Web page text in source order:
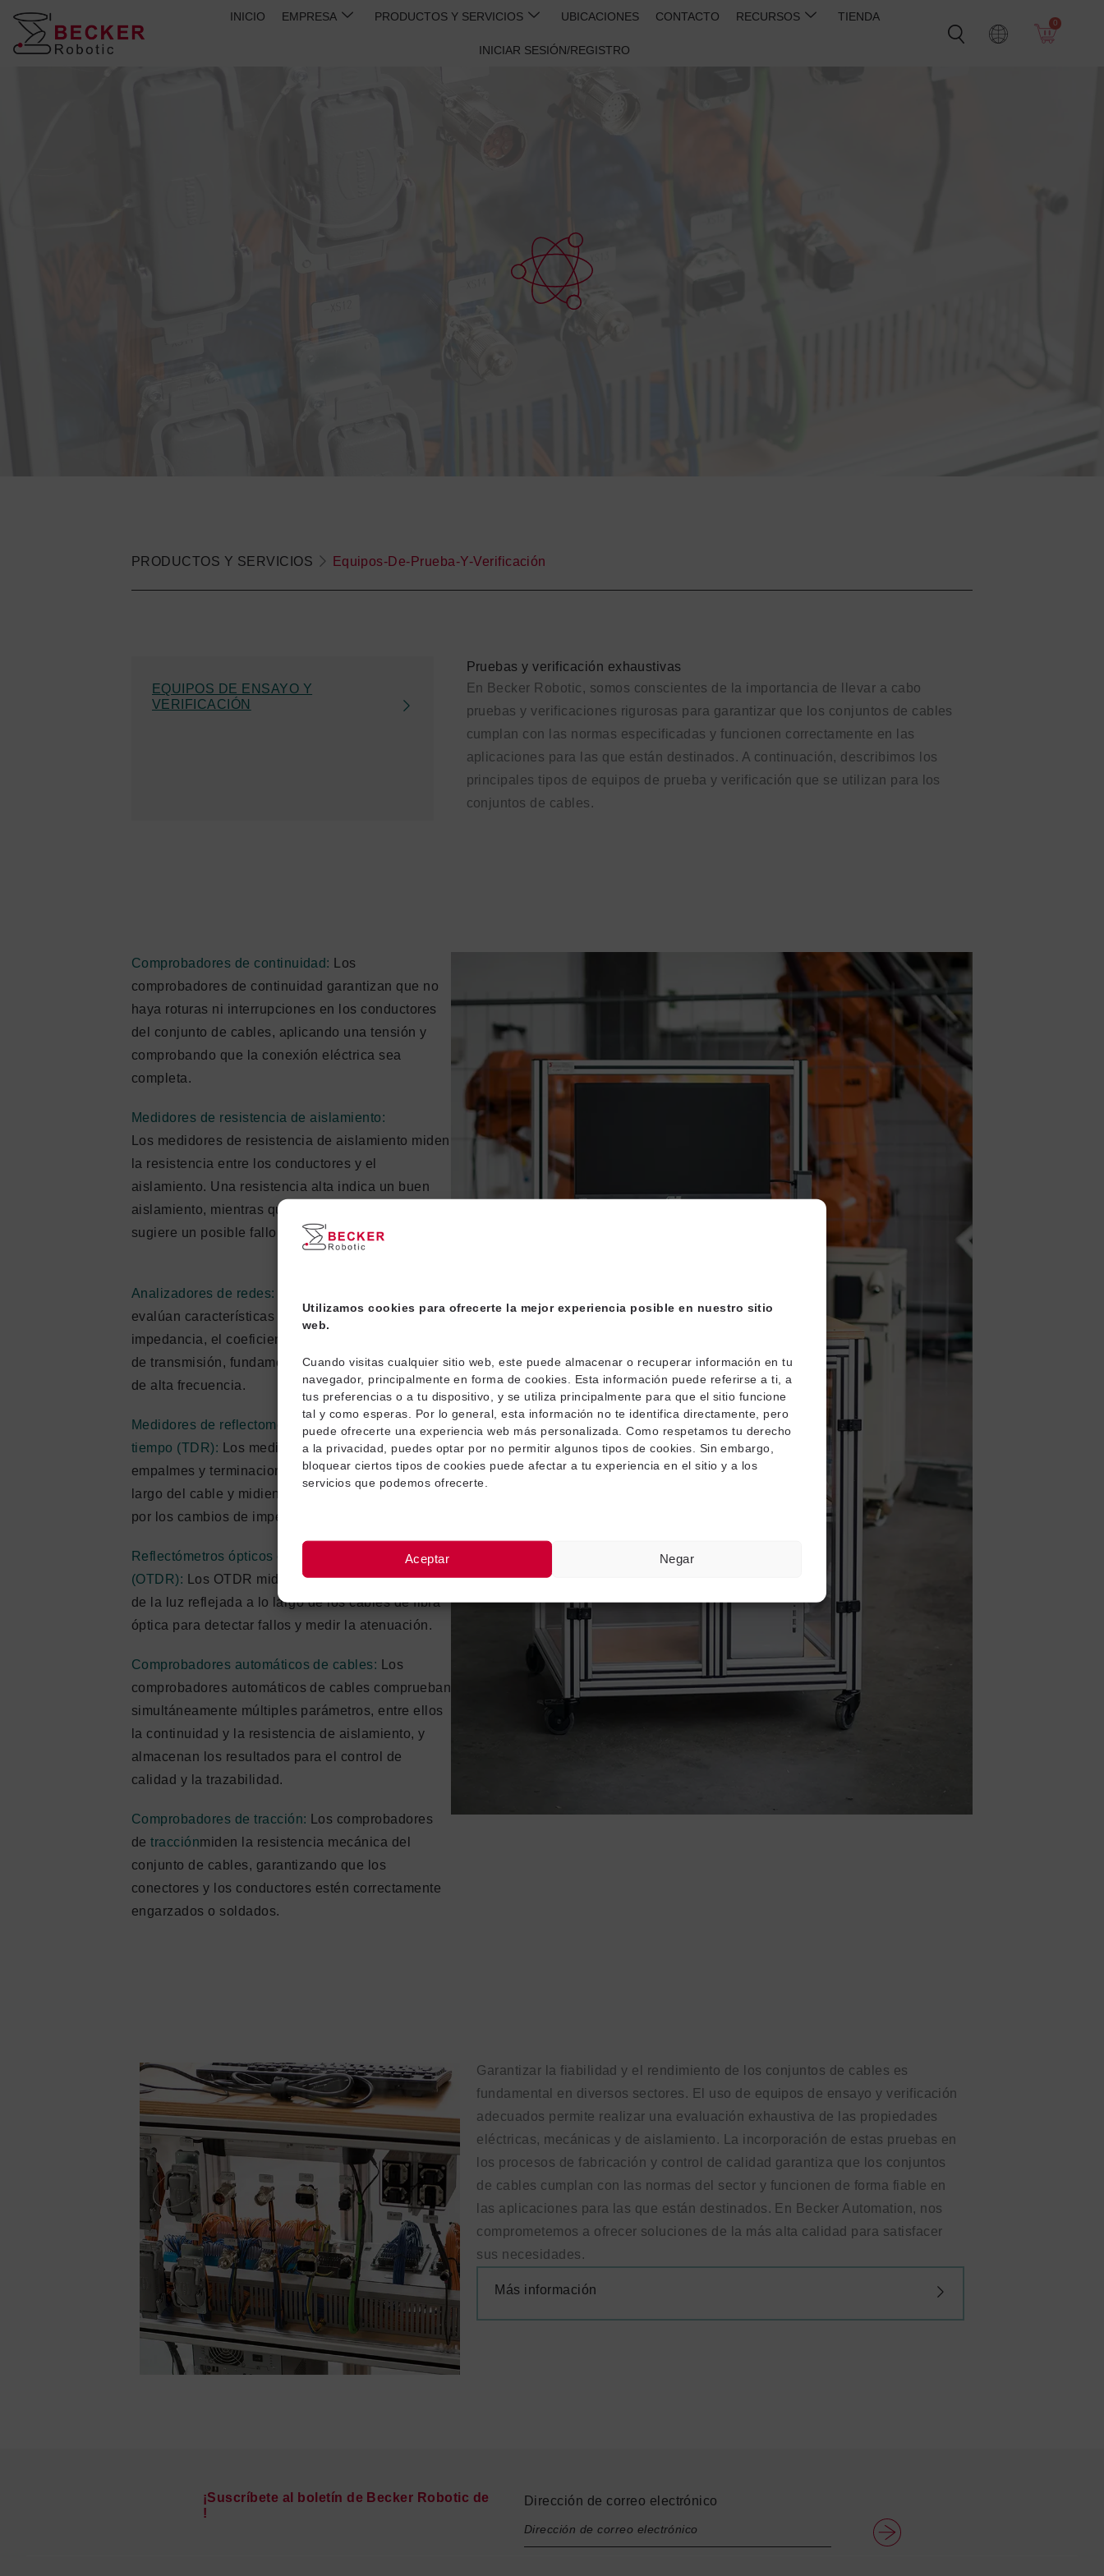
Utilizamos cookies para ofrecerte la mejor experiencia posible en nuestro sitio
web.
Cuando visitas cualquier sitio web, este puede almacenar o recuperar información en tu
navegador, principalmente en forma de cookies. Esta información puede referirse a ti, a
tus preferencias o a tu dispositivo, y se utiliza principalmente para que el sitio funcione
tal y como esperas. Por lo general, esta información no te identifica directamente, pero
puede ofrecerte una experiencia web más personalizada. Como respetamos tu derecho
a la privacidad, puedes optar por no permitir algunos tipos de cookies. Sin embargo,
bloquear ciertos tipos de cookies puede afectar a tu experiencia en el sitio y a los
servicios que podemos ofrecerte.
Aceptar Negar
contenido
INICIO EMPRESA PRODUCTOS Y SERVICIOS UBICACIONES CONTACTO RECURSOS TIENDA
INICIAR SESIÓN/REGISTRO
0
PRODUCTOS Y SERVICIOS Equipos-De-Prueba-Y-Verificación
EQUIPOS DE ENSAYO Y
VERIFICACIÓN
Pruebas y verificación exhaustivas
En Becker Robotic, somos conscientes de la importancia de llevar a cabo
pruebas y verificaciones rigurosas para garantizar que los conjuntos de cables
cumplan con las normas especificadas y funcionen correctamente en las
aplicaciones para las que están destinados. A continuación, describimos los
principales tipos de equipos de prueba y verificación que se utilizan para los
conjuntos de cables.
Comprobadores de continuidad:
Los
comprobadores de continuidad garantizan que no
haya roturas ni interrupciones en los conductores
del conjunto de cables, aplicando una tensión y
comprobando que la conexión eléctrica sea
completa.
Medidores de resistencia de aislamiento:
Los medidores de resistencia de aislamiento miden
la resistencia entre los conductores y el
aislamiento. Una resistencia alta indica un buen
aislamiento, mientras que una resistencia baja
sugiere un posible fallo.
Analizadores de redes:
evalúan características eléctricas como la
impedancia, el coeficiente de reflexión y la pérdida
de transmisión, fundamentales para aplicaciones
de alta frecuencia.
Medidores de reflectometría en el dominio del
tiempo (TDR): Los medidores TDR localizan fallos,
empalmes y terminaciones enviando un pulso a lo
largo del cable y midiendo los reflejos provocados
por los cambios de impedancia.
Reflectómetros ópticos en el dominio del tiempo
(OTDR): Los OTDR miden el tiempo y la intensidad
de la luz reflejada a lo largo de los cables de fibra
óptica para detectar fallos y medir la atenuación.
Comprobadores automáticos de cables: Los
comprobadores automáticos de cables comprueban
simultáneamente múltiples parámetros, entre ellos
la continuidad y la resistencia de aislamiento, y
almacenan los resultados para el control de
calidad y la trazabilidad.
Comprobadores de tracción: Los comprobadores
detracciónmiden la resistencia mecánica del
conjunto de cables, garantizando que los
conectores y los conductores estén correctamente
engarzados o soldados.
Garantizar la fiabilidad y el rendimiento de los conjuntos de cables es
fundamental en diversos sectores. El uso de equipos de ensayo y verificación
adecuados permite realizar una evaluación exhaustiva de las propiedades
eléctricas, mecánicas y de aislamiento. La incorporación de estas pruebas en
los procesos de fabricación y control de calidad garantiza que los conjuntos
de cables cumplan con las normas del sector y funcionen de forma fiable en
las aplicaciones para las que están destinados. En Becker Automation, nos
comprometemos a ofrecer soluciones de la más alta calidad para satisfacer
sus necesidades.
Más información
¡Suscríbete al boletín de Becker Robotic de
!
Dirección de correo electrónico